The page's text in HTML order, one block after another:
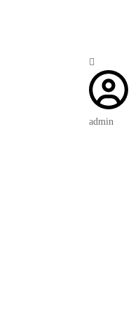
admin